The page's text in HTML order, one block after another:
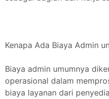
Kenapa Ada Biaya Admin
Biaya admin umumnya
operasional dalam
biaya layanan dari